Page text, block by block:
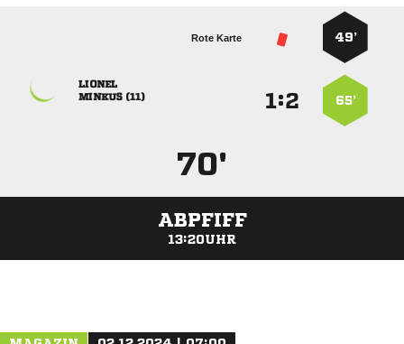
49’
Rote Karte
65’
:

 
70'
ABPFIFF
13:20UHR